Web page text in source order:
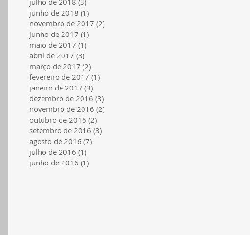
julho de 2018 (3)
junho de 2018 (1)
novembro de 2017 (2)
junho de 2017 (1)
maio de 2017 (1)
abril de 2017 (3)
março de 2017 (2)
fevereiro de 2017 (1)
janeiro de 2017 (3)
dezembro de 2016 (3)
novembro de 2016 (2)
outubro de 2016 (2)
setembro de 2016 (3)
agosto de 2016 (7)
julho de 2016 (1)
junho de 2016 (1)